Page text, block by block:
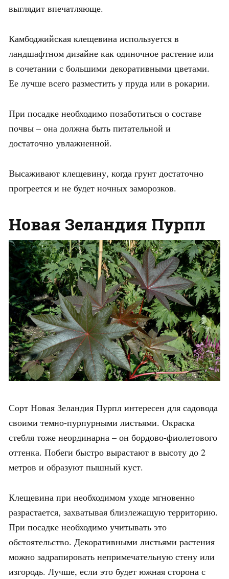
выглядит впечатляюще.
Камбоджийская клещевина используется в
ландшафтном дизайне как одиночное растение или
в сочетании с большими декоративными цветами.
Ее лучше всего разместить у пруда или в рокарии.
При посадке необходимо позаботиться о составе
почвы – она должна быть питательной и
достаточно увлажненной.
Высаживают клещевину, когда грунт достаточно
прогреется и не будет ночных заморозков.
Новая Зеландия Пурпл
Сорт Новая Зеландия Пурпл интересен для садовода
своими темно-пурпурными листьями. Окраска
стебля тоже неординарна – он бордово-фиолетового
оттенка. Побеги быстро вырастают в высоту до 2
метров и образуют пышный куст.
Клещевина при необходимом уходе мгновенно
разрастается, захватывая близлежащую территорию.
При посадке необходимо учитывать это
обстоятельство. Декоративными листьями растения
можно задрапировать непримечательную стену или
изгородь. Лучше, если это будет южная сторона с